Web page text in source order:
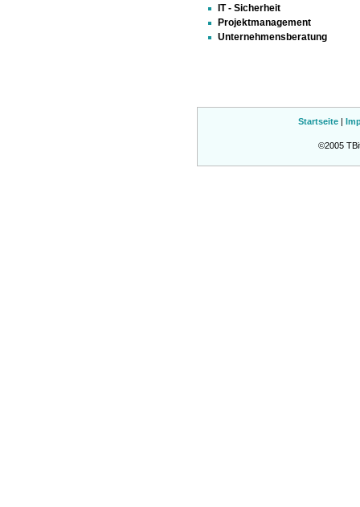
IT - Sicherheit
Projektmanagement
Unternehmensberatung
Startseite |
©2005